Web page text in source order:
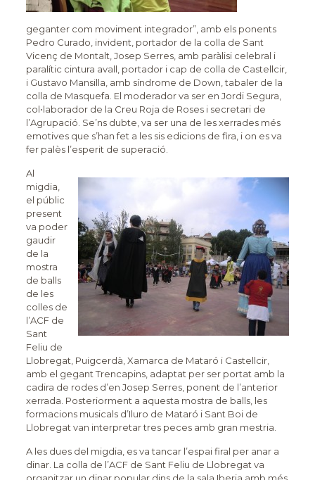
geganter com moviment integrador”, amb els ponents
Pedro Curado, invident, portador de la colla de Sant
Vicenç de Montalt, Josep Serres, amb paràlisi celebral i
paralític cintura avall, portador i cap de colla de Castellcir,
i Gustavo Mansilla, amb síndrome de Down, tabaler de la
colla de Masquefa. El moderador va ser en Jordi Segura,
col•laborador de la Creu Roja de Roses i secretari de
l’Agrupació. Se’ns dubte, va ser una de les xerrades més
emotives que s’han fet a les sis edicions de fira, i on es va
fer palès l’esperit de superació.
Al
migdia,
el públic
present
va poder
gaudir
de la
mostra
de balls
de les
colles de
l’ACF de
Sant
Feliu de
Llobregat, Puigcerdà, Xamarca de Mataró i Castellcir,
amb el gegant Trencapins, adaptat per ser portat amb la
cadira de rodes d’en Josep Serres, ponent de l’anterior
xerrada. Posteriorment a aquesta mostra de balls, les
formacions musicals d’Iluro de Mataró i Sant Boi de
Llobregat van interpretar tres peces amb gran mestria.
A les dues del migdia, es va tancar l’espai firal per anar a
dinar. La colla de l’ACF de Sant Feliu de Llobregat va